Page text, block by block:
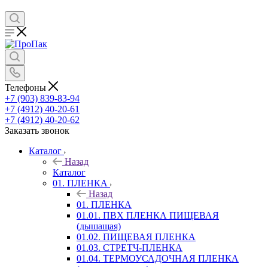
Телефоны
+7 (903) 839-83-94
+7 (4912) 40-20-61
+7 (4912) 40-20-62
Заказать звонок
Каталог
Назад
Каталог
01. ПЛЕНКА
Назад
01. ПЛЕНКА
01.01. ПВХ ПЛЕНКА ПИЩЕВАЯ
(дышащая)
01.02. ПИЩЕВАЯ ПЛЕНКА
01.03. СТРЕТЧ-ПЛЕНКА
01.04. ТЕРМОУСАДОЧНАЯ ПЛЕНКА